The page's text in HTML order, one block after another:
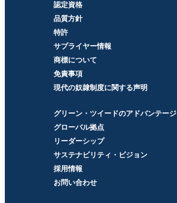
認定資格
品質方針
特許
サプライヤー情報
商標について
免責事項
現代の奴隷制度に関する声明
グリーン・ツイードのアドバンテージ
グローバル拠点
リーダーシップ
サステナビリティ・ビジョン
採用情報
お問い合わせ